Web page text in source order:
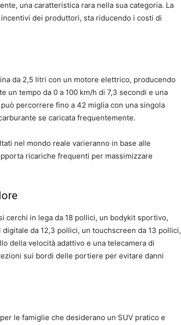
una caratteristica rara nella sua categoria. La
dei produttori, sta riducendo i costi di
da 2,5 litri con un motore elettrico, producendo
un tempo da 0 a 100 km/h di 7,3 secondi e una
percorrere fino a 42 miglia con una singola
se caricata frequentemente.
nel mondo reale varieranno in base alle
ricariche frequenti per massimizzare
cerchi in lega da 18 pollici, un bodykit sportivo,
da 12,3 pollici, un touchscreen da 13 pollici,
della velocità adattivo e una telecamera di
sui bordi delle portiere per evitare danni
le famiglie che desiderano un SUV pratico e